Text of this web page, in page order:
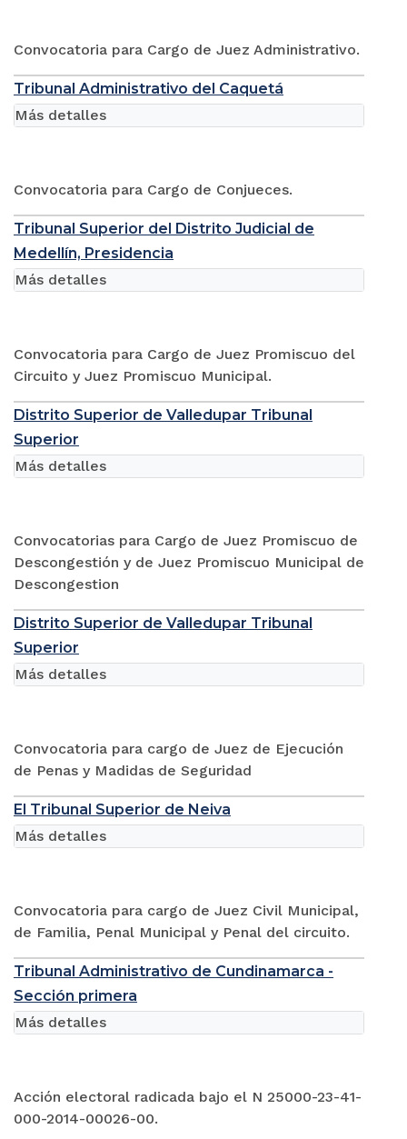
Convocatoria para Cargo de Juez Administrativo.
Tribunal Administrativo del Caquetá
Convocatoria para Cargo de Conjueces.
Más detalles
Tribunal Superior del Distrito Judicial de
Medellín, Presidencia
Convocatoria para Cargo de Juez Promiscuo del
Circuito y Juez Promiscuo Municipal.
Más detalles
Distrito Superior de Valledupar Tribunal
Superior
Convocatorias para Cargo de Juez Promiscuo de
Descongestión y de Juez Promiscuo Municipal de
Descongestion
Más detalles
Distrito Superior de Valledupar Tribunal
Superior
Convocatoria para cargo de Juez de Ejecución
de Penas y Madidas de Seguridad
Más detalles
El Tribunal Superior de Neiva
Convocatoria para cargo de Juez Civil Municipal,
de Familia, Penal Municipal y Penal del circuito.
Más detalles
Tribunal Administrativo de Cundinamarca -
Sección primera
Acción electoral radicada bajo el N 25000-23-41-
000-2014-00026-00.
Más detalles